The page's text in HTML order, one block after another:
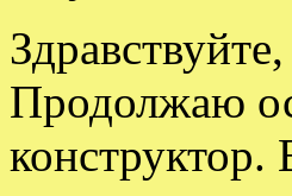
Продолжаю
конструктор.